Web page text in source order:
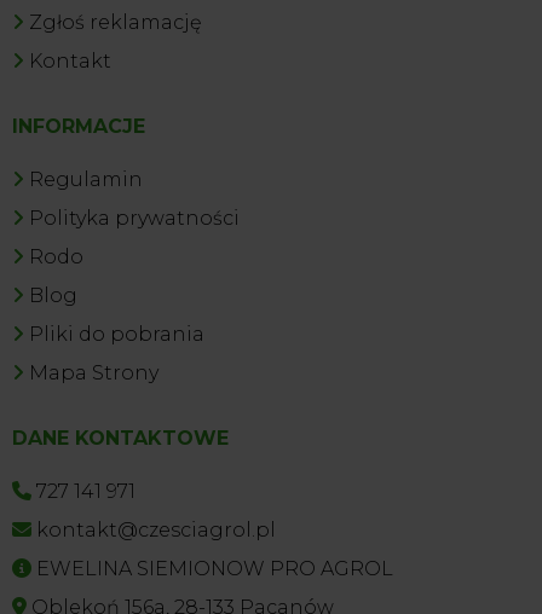
Zgłoś reklamację
Kontakt
INFORMACJE
Regulamin
Polityka prywatności
Rodo
Blog
Pliki do pobrania
Mapa Strony
DANE KONTAKTOWE
727 141 971
kontakt@czesciagrol.pl
EWELINA SIEMIONOW PRO AGROL
Oblekoń 156a, 28-133 Pacanów